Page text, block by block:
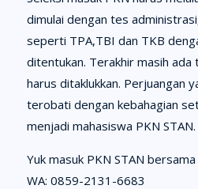
dimulai dengan tes
seperti TPA,TBI dan TKB
ditentukan. Terakhir masih ada
harus ditaklukkan. Perjuangan
terobati dengan kebahagian
menjadi mahasiswa PKN STAN.
Yuk masuk PKN STAN
WA: 0859-2131-6683